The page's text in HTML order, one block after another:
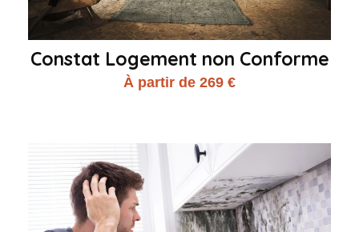
Constat Logement non Conforme
À partir de 269 €